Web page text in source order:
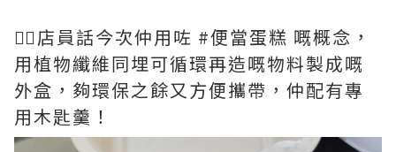
💁‍♀️店員話今次仲用咗 #便當蛋糕 嘅概念，
用植物纖維同埋可循環再造嘅物料製成嘅
外盒，夠環保之餘又方便攜帶，仲配有專
用木匙羹！